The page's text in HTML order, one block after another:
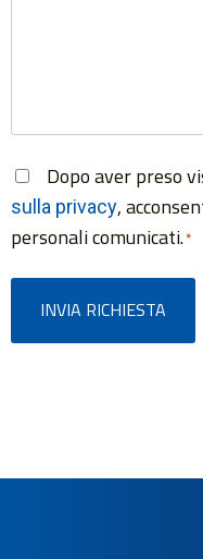
Consenso
*
Dopo aver preso
sulla privacy,
personali comunicati.*